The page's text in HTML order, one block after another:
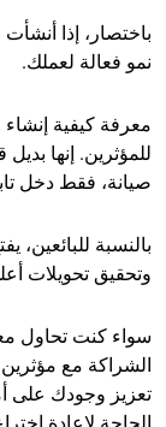
باختصار، إذا
نمو فعالة لعملك.
معرفة كيفية
للمؤثرين. إنها
صيانة، فقط دخل
بالنسبة للبائعين،
وتحقيق تحويلات
سواء كنت تحاول
الشراكة مع
تعزيز وجودك على